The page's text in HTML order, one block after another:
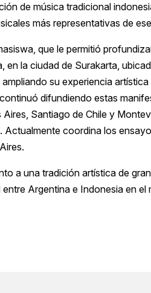
de música tradicional
más representativas de
que le permitió
la ciudad de Surakarta,
su experiencia
difundiendo estas
Santiago de Chile y
coordina los
a una tradición artística de
Argentina e Indonesia en